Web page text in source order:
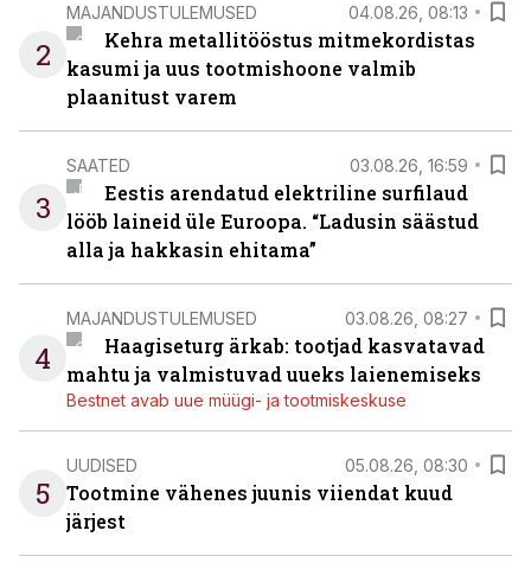
2
MAJANDUSTULEMUSED 04.08.26, 08:13
Kehra metallitööstus mitmekordistas
kasumi ja uus tootmishoone valmib
plaanitust varem
3
SAATED 03.08.26, 16:59
Eestis arendatud elektriline surfilaud
lööb laineid üle Euroopa. “Ladusin säästud
alla ja hakkasin ehitama”
4
MAJANDUSTULEMUSED 03.08.26, 08:27
Haagiseturg ärkab: tootjad kasvatavad
mahtu ja valmistuvad uueks laienemiseks
Bestnet avab uue müügi- ja tootmiskeskuse
5
UUDISED 05.08.26, 08:30
Tootmine vähenes juunis viiendat kuud
järjest